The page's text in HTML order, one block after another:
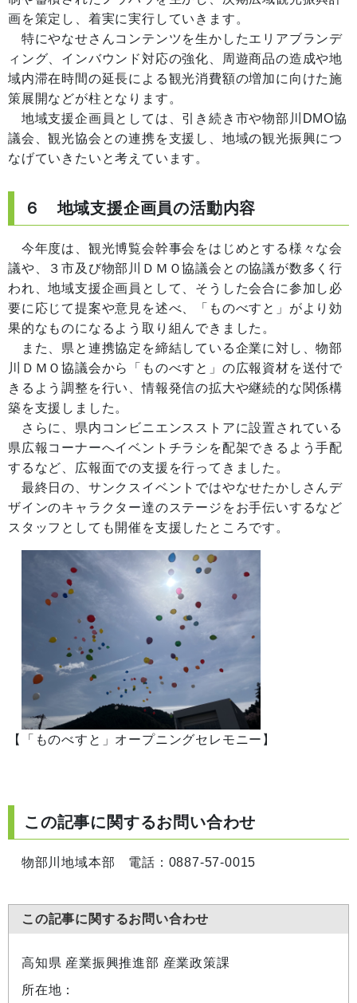
画を策定し、着実に実行していきます。
特にやなせさんコンテンツを生かしたエリアブランデ
ィング、インバウンド対応の強化、周遊商品の造成や地
域内滞在時間の延長による観光消費額の増加に向けた施
策展開などが柱となります。
地域支援企画員としては、引き続き市や物部川DMO協
議会、観光協会との連携を支援し、地域の観光振興につ
なげていきたいと考えています。
６ 地域支援企画員の活動内容
今年度は、観光博覧会幹事会をはじめとする様々な会
議や、３市及び物部川ＤＭＯ協議会との協議が数多く行
われ、地域支援企画員として、そうした会合に参加し必
要に応じて提案や意見を述べ、「ものべすと」がより効
果的なものになるよう取り組んできました。
また、県と連携協定を締結している企業に対し、物部
川ＤＭＯ協議会から「ものべすと」の広報資材を送付で
きるよう調整を行い、情報発信の拡大や継続的な関係構
築を支援しました。
さらに、県内コンビニエンスストアに設置されている
県広報コーナーへイベントチラシを配架できるよう手配
するなど、広報面での支援を行ってきました。
最終日の、サンクスイベントではやなせたかしさんデ
ザインのキャラクター達のステージをお手伝いするなど
スタッフとしても開催を支援したところです。
【「ものべすと」オープニングセレモニー】
この記事に関するお問い合わせ
物部川地域本部 電話：0887-57-0015
この記事に関するお問い合わせ
高知県 産業振興推進部 産業政策課
所在地：